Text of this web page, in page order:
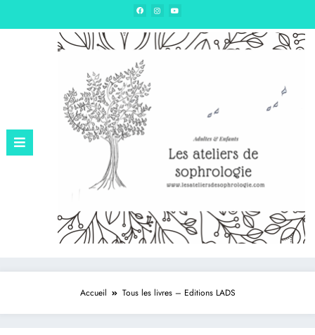
Accueil Tous les livres – Editions LADS